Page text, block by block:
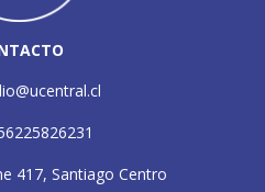
417, Santiago Centro